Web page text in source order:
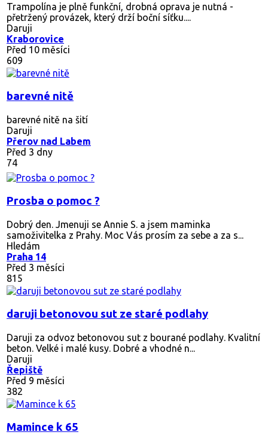
Trampolína je plně funkční, drobná oprava je nutná -
přetržený provázek, který drží boční síťku....
Daruji
Kraborovice
Před 10 měsíci
609
barevné nitě
barevné nitě na šití
Daruji
Přerov nad Labem
Před 3 dny
74
Prosba o pomoc ?
Dobrý den. Jmenuji se Annie S. a jsem maminka
samoživitelka z Prahy. Moc Vás prosím za sebe a za s...
Hledám
Praha 14
Před 3 měsíci
815
daruji betonovou sut ze staré podlahy
Daruji za odvoz betonovou sut z bourané podlahy. Kvalitní
beton. Velké i malé kusy. Dobré a vhodné n...
Daruji
Řepiště
Před 9 měsíci
382
Mamince k 65